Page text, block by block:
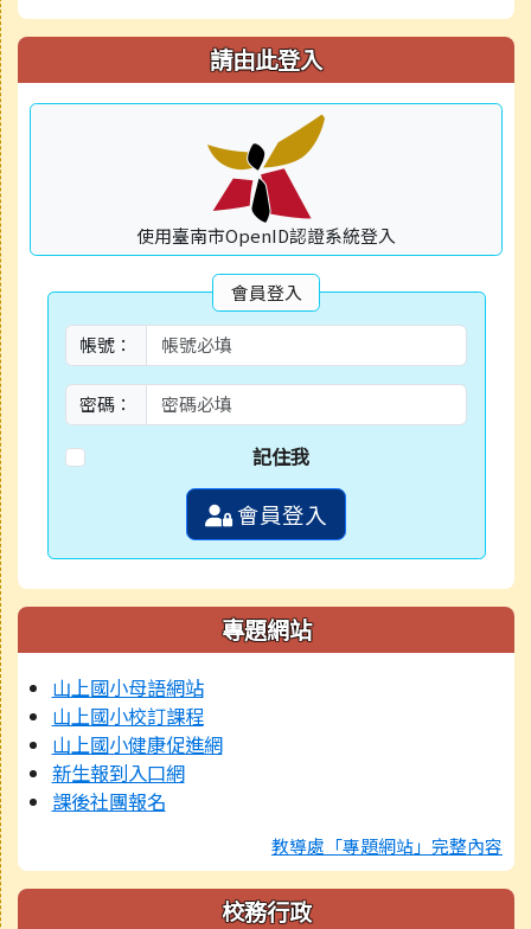
請由此登入
使用臺南市OpenID認證系統登入
會員登入
帳號：
密碼：
記住我
會員登入
專題網站
山上國小母語網站
山上國小校訂課程
山上國小健康促進網
新生報到入口網
課後社團報名
教導處「專題網站」完整內容
校務行政